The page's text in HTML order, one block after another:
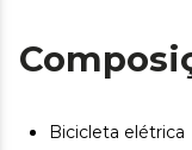
Bicicleta elétrica